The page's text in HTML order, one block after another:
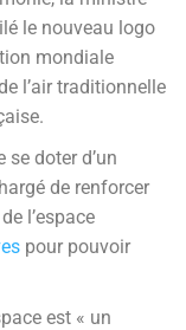
le nouveau logo
mondiale
l’air traditionnelle
doter d’un
de renforcer
l’espace
pour pouvoir
est « un